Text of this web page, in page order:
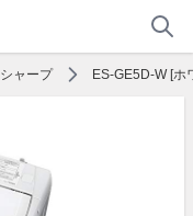
シャープ ES-GE5D-W [ホ